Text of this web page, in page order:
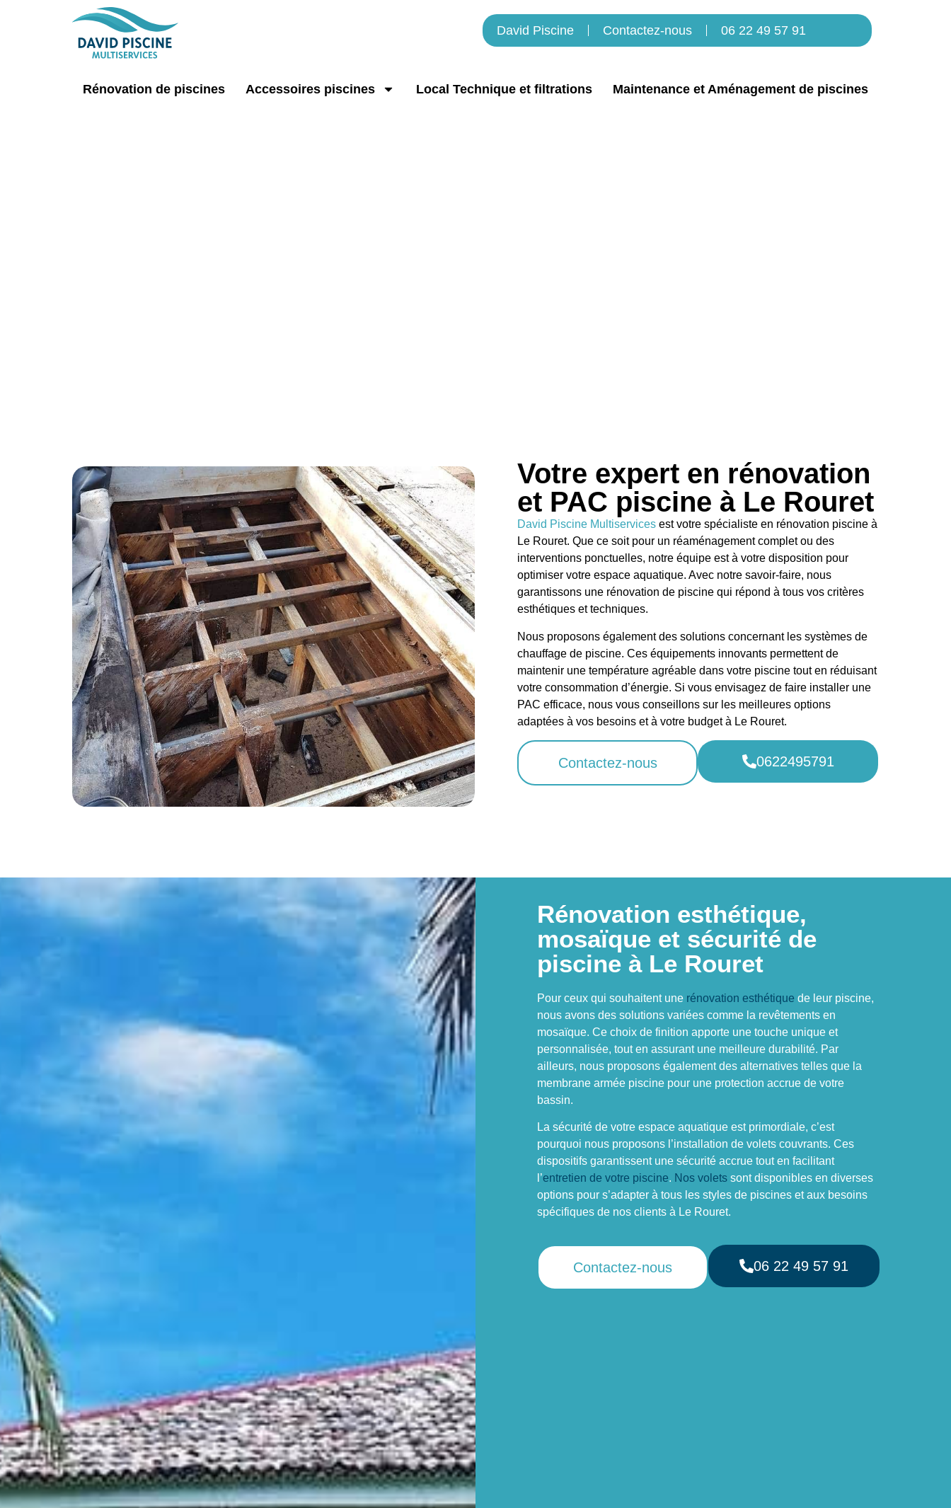
David Piscine Contactez-nous 06 22 49 57 91
Rénovation de piscines Accessoires piscines Local Technique et filtrations Maintenance et Aménagement de piscines
Votre expert en rénovation
et PAC piscine à Le Rouret
David Piscine Multiservices est votre spécialiste en rénovation piscine à
Le Rouret. Que ce soit pour un réaménagement complet ou des
interventions ponctuelles, notre équipe est à votre disposition pour
optimiser votre espace aquatique. Avec notre savoir-faire, nous
garantissons une rénovation de piscine qui répond à tous vos critères
esthétiques et techniques.
Nous proposons également des solutions concernant les systèmes de
chauffage de piscine. Ces équipements innovants permettent de
maintenir une température agréable dans votre piscine tout en réduisant
votre consommation d’énergie. Si vous envisagez de faire installer une
PAC efficace, nous vous conseillons sur les meilleures options
adaptées à vos besoins et à votre budget à Le Rouret.
Contactez-nous 0622495791
Rénovation esthétique,
mosaïque et sécurité de
piscine à Le Rouret
Pour ceux qui souhaitent une rénovation esthétique de leur piscine,
nous avons des solutions variées comme la revêtements en
mosaïque. Ce choix de finition apporte une touche unique et
personnalisée, tout en assurant une meilleure durabilité. Par
ailleurs, nous proposons également des alternatives telles que la
membrane armée piscine pour une protection accrue de votre
bassin.
La sécurité de votre espace aquatique est primordiale, c’est
pourquoi nous proposons l’installation de volets couvrants. Ces
dispositifs garantissent une sécurité accrue tout en facilitant
l’entretien de votre piscine. Nos volets sont disponibles en diverses
options pour s’adapter à tous les styles de piscines et aux besoins
spécifiques de nos clients à Le Rouret.
Contactez-nous 06 22 49 57 91